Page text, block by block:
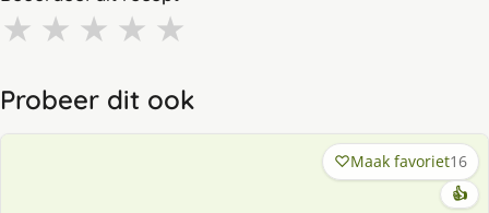
★ ★ ★ ★ ★
Probeer dit ook
Maak favoriet16
👍